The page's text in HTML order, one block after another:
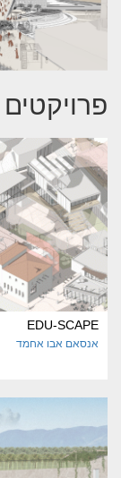
EDU-SCAPE
אנסאם אבו אחמד